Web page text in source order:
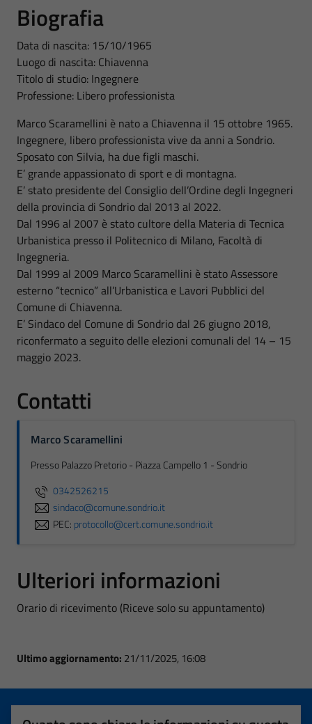
Biografia
Data di nascita: 15/10/1965
Luogo di nascita: Chiavenna
Titolo di studio: Ingegnere
Professione: Libero professionista
Marco Scaramellini è nato a Chiavenna il 15 ottobre 1965.
Ingegnere, libero professionista vive da anni a Sondrio.
Sposato con Silvia, ha due figli maschi.
E’ grande appassionato di sport e di montagna.
E’ stato presidente del Consiglio dell’Ordine degli Ingegneri
della provincia di Sondrio dal 2013 al 2022.
Dal 1996 al 2007 è stato cultore della Materia di Tecnica
Urbanistica presso il Politecnico di Milano, Facoltà di
Ingegneria.
Dal 1999 al 2009 Marco Scaramellini è stato Assessore
esterno “tecnico” all’Urbanistica e Lavori Pubblici del
Comune di Chiavenna.
E’ Sindaco del Comune di Sondrio dal 26 giugno 2018,
riconfermato a seguito delle elezioni comunali del 14 – 15
maggio 2023.
Contatti
Marco Scaramellini
Presso Palazzo Pretorio - Piazza Campello 1 - Sondrio
0342526215
sindaco@comune.sondrio.it
PEC: protocollo@cert.comune.sondrio.it
Ulteriori informazioni
Orario di ricevimento (Riceve solo su appuntamento)
Ultimo aggiornamento: 21/11/2025, 16:08